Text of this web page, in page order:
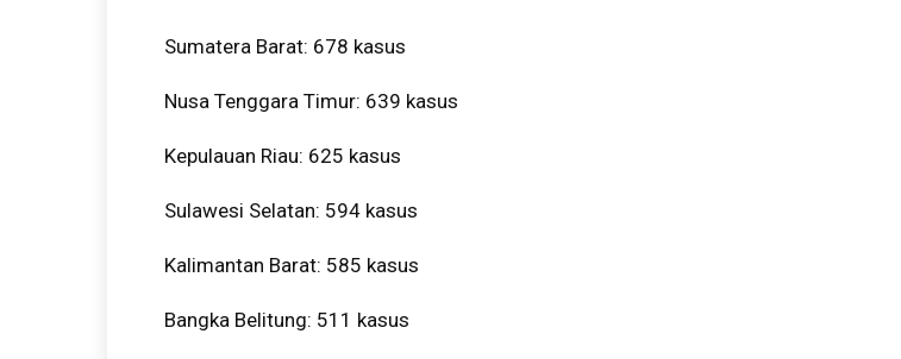
Sumatera Barat: 678 kasus
Nusa Tenggara Timur: 639 kasus
Kepulauan Riau: 625 kasus
Sulawesi Selatan: 594 kasus
Kalimantan Barat: 585 kasus
Bangka Belitung: 511 kasus